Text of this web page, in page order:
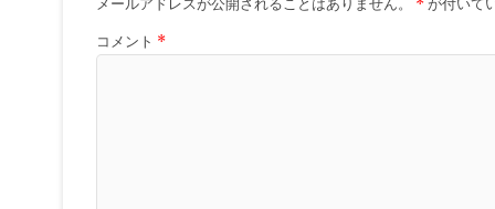
メールアドレスが公開されることはありません。 *が付いて
コメント *